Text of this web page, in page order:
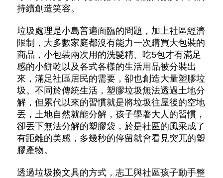
持續創造笑容。
垃圾處理是小島普遍面臨的問題，加上社區經濟
限制，大多數家庭都沒有能力一次購買大包裝的
商品，小包裝兩次用的洗髮精、吃5包才有滿足
感的小餅乾以及各式各樣的生活用品被分裝出
來，滿足社區居民的需要，卻也創造大量塑膠垃
圾。不同於傳統生活，塑膠垃圾無法透過土地分
解，但累代以來的習慣就是將垃圾往屋後的空地
丟，土地自然就能分解，孩子學著大人的習慣，
卻丟下無法分解的塑膠袋，於是社區的風采成了
有距離的美感，多幾秒的停留就會看見突兀的塑
膠產物。
透過垃圾換文具的方式，志工與社區孩子動手整